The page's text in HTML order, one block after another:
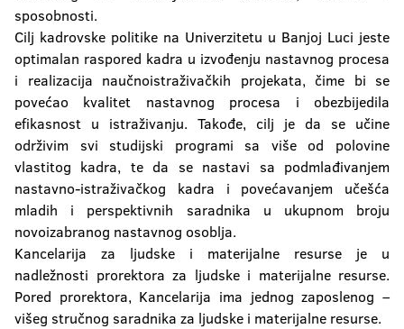
sposobnosti.
Cilj kadrovske politike na Univerzitetu u Banjoj Luci jeste
optimalan raspored kadra u izvođenju nastavnog procesa
i realizacija naučnoistraživačkih projekata, čime bi se
povećao kvalitet nastavnog procesa i obezbijedila
efikasnost u istraživanju. Takođe, cilj je da se učine
održivim svi studijski programi sa više od polovine
vlastitog kadra, te da se nastavi sa podmlađivanjem
nastavno-istraživačkog kadra i povećavanjem učešća
mladih i perspektivnih saradnika u ukupnom broju
novoizabranog nastavnog osoblja.
Kancelarija za ljudske i materijalne resurse je u
nadležnosti prorektora za ljudske i materijalne resurse.
Pored prorektora, Kancelarija ima jednog zaposlenog –
višeg stručnog saradnika za ljudske i materijalne resurse.